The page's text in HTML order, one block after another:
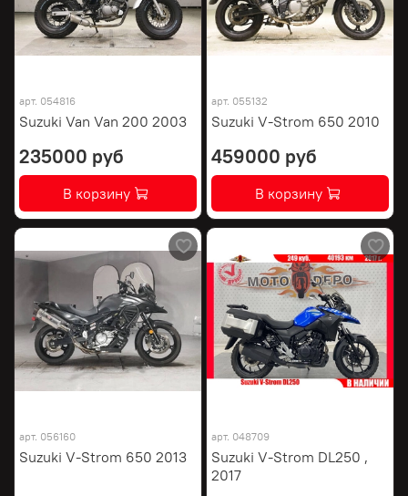
арт. 054816
Suzuki Van Van 200 2003
235000 руб
В корзину
арт. 055132
Suzuki V-Strom 650 2010
459000 руб
В корзину
арт. 056160
Suzuki V-Strom 650 2013
арт. 048709
Suzuki V-Strom DL250 ,
2017